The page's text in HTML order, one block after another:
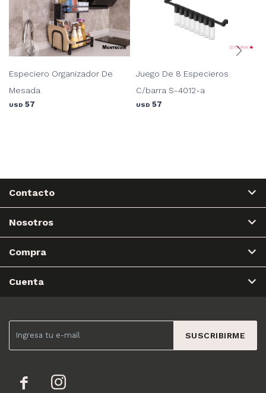
Especiero Organizador De
Mesada
USD 57
Juego De 8 Especieros
C/barra S-4012-a
USD 57
SUSCRIBIRME
 
Contacto
Nosotros
Compra
Cuenta